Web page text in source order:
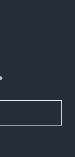
SoundCloud